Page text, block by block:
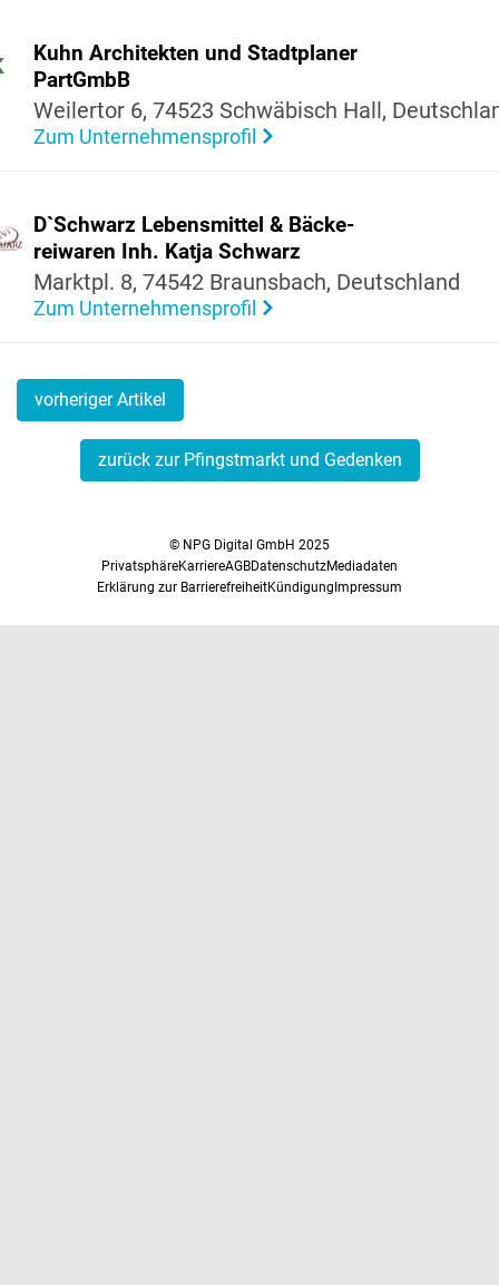
Kuhn Archi­tekten und Stadt­planer
PartGmbB
Weilertor 6, 74523 Schwä­bisch Hall,
Zum Unternehmensprofil
D`Schwarz Lebens­mittel & Bäcke­
rei­waren Inh. Katja Schwarz
Marktpl. 8, 74542 Brauns­bach, Deutsch­land
Zum Unternehmensprofil
vorheriger Artikel
zurück zur Pfingstmarkt und Gedenken
© NPG Digital GmbH 2025
PrivatsphäreKarriereAGBDatenschutzMediadaten
Erklärung zur BarrierefreiheitKündigungImpressum